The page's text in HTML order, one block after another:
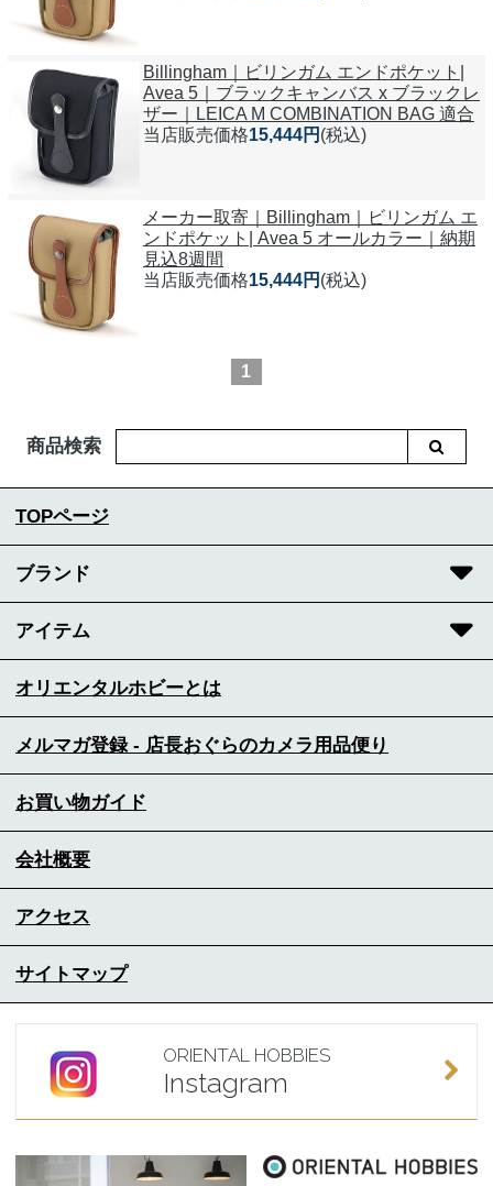
Billingham｜ビリンガム エンドポケット|
Avea 5｜ブラックキャンバス x ブラックレ
ザー｜LEICA M COMBINATION BAG 適合
当店販売価格15,444円 (税込)
メーカー取寄｜Billingham｜ビリンガム エ
ンドポケット| Avea 5 オールカラー｜納期
見込8週間
当店販売価格15,444円 (税込)
1
商品検索
TOPページ
ブランド
アイテム
オリエンタルホビーとは
メルマガ登録 - 店長おぐらのカメラ用品便り
お買い物ガイド
会社概要
アクセス
サイトマップ
ORIENTAL HOBBIES
Instagram